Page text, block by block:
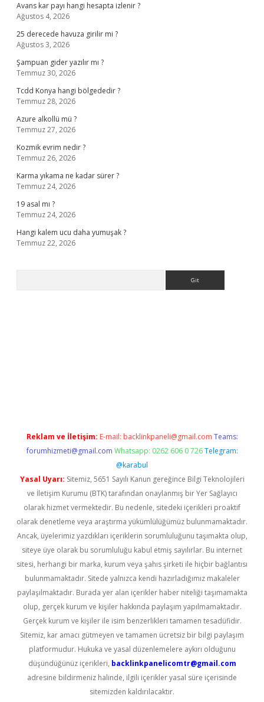
Avans kar payı hangi hesapta izlenir ?
Ağustos 4, 2026
25 derecede havuza girilir mi ?
Ağustos 3, 2026
Şampuan gider yazılır mı ?
Temmuz 30, 2026
Tcdd Konya hangi bölgededir ?
Temmuz 28, 2026
Azure alkollü mü ?
Temmuz 27, 2026
Kozmik evrim nedir ?
Temmuz 26, 2026
Karma yıkama ne kadar sürer ?
Temmuz 24, 2026
19 asal mı ?
Temmuz 24, 2026
Hangi kalem ucu daha yumuşak ?
Temmuz 22, 2026
Reklam ve İletişim: E-mail: backlinkpaneli@gmail.com Teams:
forumhizmeti@gmail.com Whatsapp: 0262 606 0 726 Telegram:
@karabul
Yasal Uyarı: Sitemiz, 5651 Sayılı Kanun gereğince Bilgi Teknolojileri
ve İletişim Kurumu (BTK) tarafından onaylanmış bir Yer Sağlayıcı
olarak hizmet vermektedir. Bu nedenle, sitedeki içerikleri proaktif
olarak denetleme veya araştırma yükümlülüğümüz bulunmamaktadır.
Ancak, üyelerimiz yazdıkları içeriklerin sorumluluğunu taşımakta olup,
siteye üye olarak bu sorumluluğu kabul etmiş sayılırlar. Bu internet
sitesi, herhangi bir marka, kurum veya şahıs şirketi ile hiçbir bağlantısı
bulunmamaktadır. Sitede yalnızca kendi hazırladığımız makaleler
paylaşılmaktadır. Burada yer alan içerikler haber niteliği taşımamakta
olup, gerçek kurum ve kişiler hakkında paylaşım yapılmamaktadır.
Gerçek kurum ve kişiler ile isim benzerlikleri tamamen tesadüfidir.
Sitemiz, kar amacı gütmeyen ve tamamen ücretsiz bir bilgi paylaşım
platformudur. Hukuka ve yasal düzenlemelere aykırı olduğunu
düşündüğünüz içerikleri, backlinkpanelicomtr@gmail.com
adresine bildirmeniz halinde, ilgili içerikler yasal süre içerisinde
sitemizden kaldırılacaktır.